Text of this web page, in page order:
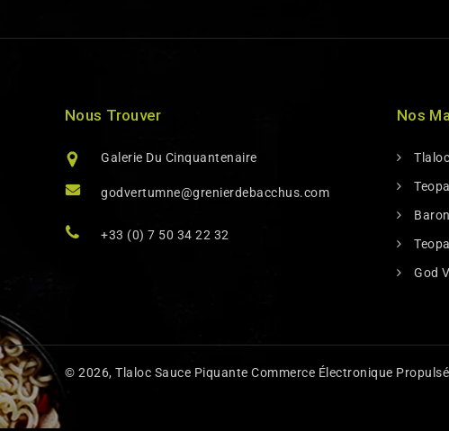
Nous Trouver
Galerie Du Cinquantenaire
godvertumne@grenierdebacchus.com
+33 (0) 7 50 34 22 32
Nos
God
© 2026, Tlaloc Sauce Piquante Commerce Électronique